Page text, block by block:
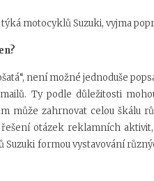
motocyklů Suzuki, vyjma
není možné jednoduše
Ty podle důležitosti
může zahrnovat celou škálu
otázek reklamních
formou vystavování